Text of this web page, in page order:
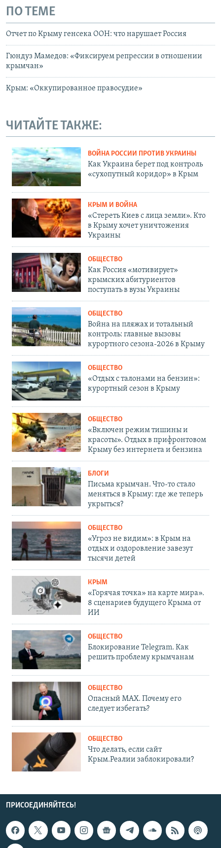
ПО ТЕМЕ
Отчет по Крыму генсека ООН: что нарушает Россия
Гюндуз Мамедов: «Фиксируем репрессии в отношении
крымчан»
Крым: «Оккупированное правосудие»
ЧИТАЙТЕ ТАКЖЕ:
ВОЙНА РОССИИ ПРОТИВ УКРАИНЫ
Как Украина берет под контроль
«сухопутный коридор» в Крым
КРЫМ И ВОЙНА
«Стереть Киев с лица земли». Кто
в Крыму хочет уничтожения
Украины
ОБЩЕСТВО
Как Россия «мотивирует»
крымских абитуриентов
поступать в вузы Украины
ОБЩЕСТВО
Война на пляжах и тотальный
контроль: главные вызовы
курортного сезона-2026 в Крыму
ОБЩЕСТВО
«Отдых с талонами на бензин»:
курортный сезон в Крыму
ОБЩЕСТВО
«Включен режим тишины и
красоты». Отдых в прифронтовом
Крыму без интернета и бензина
БЛОГИ
Письма крымчан. Что-то стало
меняться в Крыму: где же теперь
укрыться?
ОБЩЕСТВО
«Угроз не видим»: в Крым на
отдых и оздоровление завезут
тысячи детей
КРЫМ
«Горячая точка» на карте мира».
8 сценариев будущего Крыма от
ИИ
ОБЩЕСТВО
Блокирование Telegram. Как
решить проблему крымчанам
ОБЩЕСТВО
Опасный MAX. Почему его
следует избегать?
ОБЩЕСТВО
Что делать, если сайт
Крым.Реалии заблокировали?
ПРИСОЕДИНЯЙТЕСЬ!